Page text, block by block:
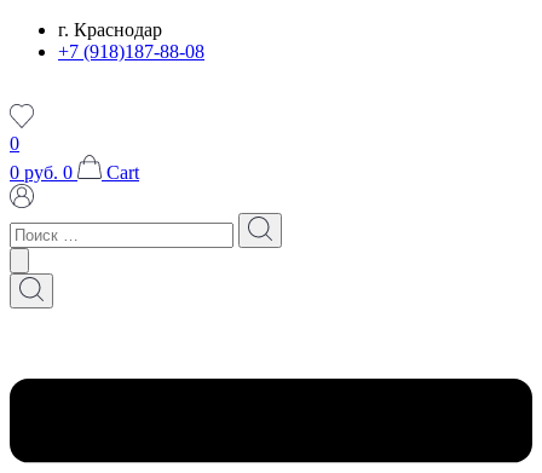
Перейтиг. Краснодар
+7 (918)187-88-08
0
0 руб. 0 Cart